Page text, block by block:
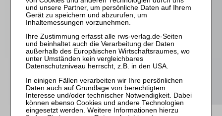
Online-Fortbildungen
Individuelle Assistenz bis zur Einwahl und Verbindung mit
Hochwertige Unterlagen für die Teilnahme, ideal auch zum
späteren Nachschlagen
Erwerb des anerkanntenRWS-Zertifikats
Teilnahmebescheinigungen gemäßGOI, § 15 FAO und
§ 5 DStV-FBRL